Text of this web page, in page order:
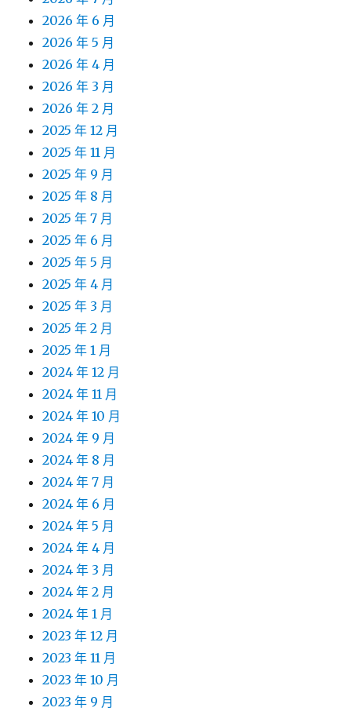
2026 年 6 月
2026 年 5 月
2026 年 4 月
2026 年 3 月
2026 年 2 月
2025 年 12 月
2025 年 11 月
2025 年 9 月
2025 年 8 月
2025 年 7 月
2025 年 6 月
2025 年 5 月
2025 年 4 月
2025 年 3 月
2025 年 2 月
2025 年 1 月
2024 年 12 月
2024 年 11 月
2024 年 10 月
2024 年 9 月
2024 年 8 月
2024 年 7 月
2024 年 6 月
2024 年 5 月
2024 年 4 月
2024 年 3 月
2024 年 2 月
2024 年 1 月
2023 年 12 月
2023 年 11 月
2023 年 10 月
2023 年 9 月